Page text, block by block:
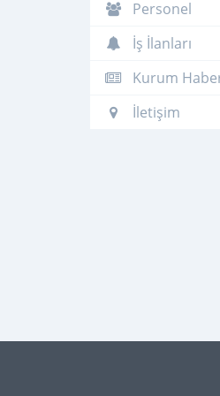
Personel
İş İlanları
Kurum
İletişim